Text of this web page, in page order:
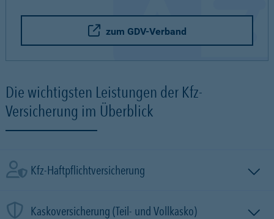
zum GDV-Verband
Die wichtigsten Leistungen der Kfz-
Versicherung im Überblick
Kfz-Haftpflichtversicherung
Kaskoversicherung (Teil- und Vollkasko)